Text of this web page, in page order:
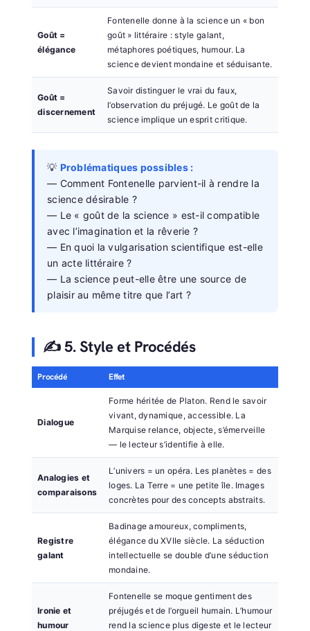
Goût =
élégance
Fontenelle donne à la science un « bon
goût » littéraire : style galant,
métaphores poétiques, humour. La
science devient mondaine et séduisante.
Goût =
discernement
Savoir distinguer le vrai du faux,
l’observation du préjugé. Le goût de la
science implique un esprit critique.
💡 Problématiques possibles :
— Comment Fontenelle parvient-il à rendre la
science désirable ?
— Le « goût de la science » est-il compatible
avec l’imagination et la rêverie ?
— En quoi la vulgarisation scientifique est-elle
un acte littéraire ?
— La science peut-elle être une source de
plaisir au même titre que l’art ?
✍️ 5. Style et Procédés
Procédé Effet
Dialogue
Forme héritée de Platon. Rend le savoir
vivant, dynamique, accessible. La
Marquise relance, objecte, s’émerveille
— le lecteur s’identifie à elle.
Analogies et
comparaisons
L’univers = un opéra. Les planètes = des
loges. La Terre = une petite île. Images
concrètes pour des concepts abstraits.
Registre
galant
Badinage amoureux, compliments,
élégance du XVIIe siècle. La séduction
intellectuelle se double d’une séduction
mondaine.
Ironie et
humour
Fontenelle se moque gentiment des
préjugés et de l’orgueil humain. L’humour
rend la science plus digeste et le lecteur